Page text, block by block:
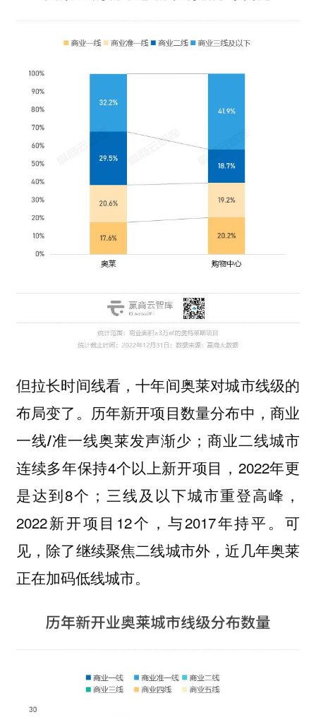
但拉长时间线看，十年间奥莱对城市线级的
布局变了。历年新开项目数量分布中， 商业
一线/准一线奥莱发声渐少 ；商业二线城市
连续多年保持4个以上新开项目，2022年更
是达到8个；三线及以下城市重登高峰，
2022新开项目12个，与2017年持平。可
见，除了继续聚焦二线城市外，近几年奥莱
正在加码低线城市。